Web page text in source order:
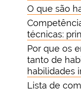
O que são
técnicas:
Por que os
tanto de
habilidades
Lista de